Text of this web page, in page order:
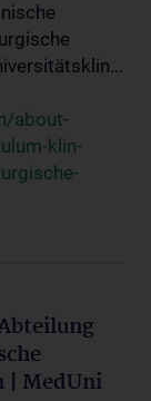
about-
klin-
| MedUni